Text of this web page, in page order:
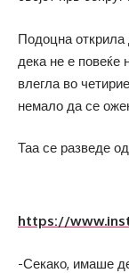
Подоцна открила
дека не е повеќе
влегла во
немало да се
Таа се разведе
https://
-Секако, имаше